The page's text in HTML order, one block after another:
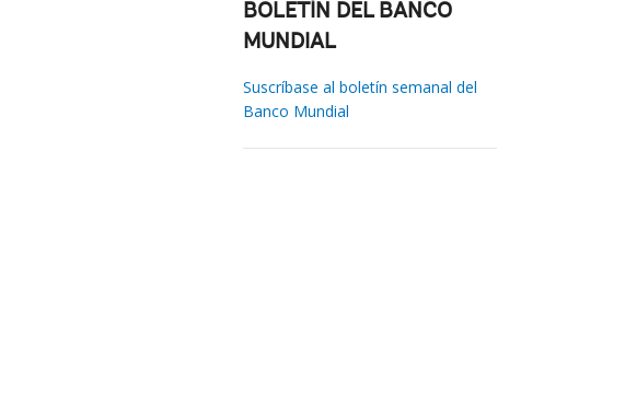
BOLETÍN DEL BANCO
MUNDIAL
Suscríbase al boletín semanal del
Banco Mundial